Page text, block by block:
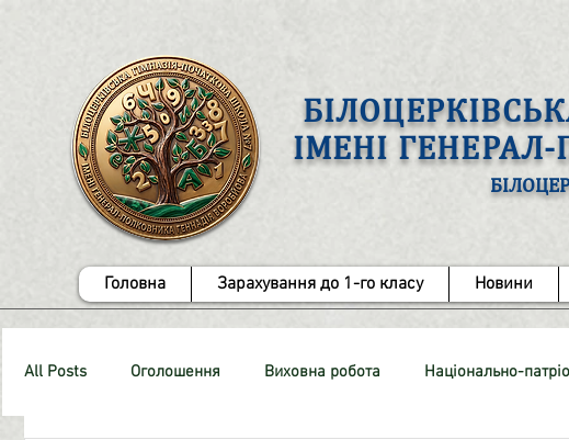
ІМЕНІ
Головна Зарахування до 1-го класу Новини
All Posts Оголошення Виховна робота Національно-